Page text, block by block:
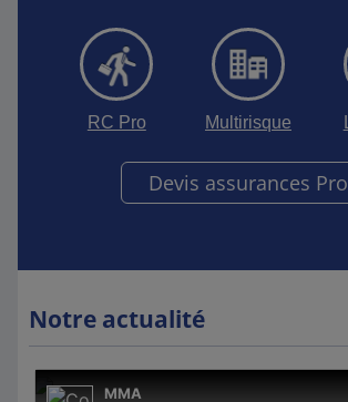
RC Pro Multirisque
Devis assurances Pro
Notre actualité